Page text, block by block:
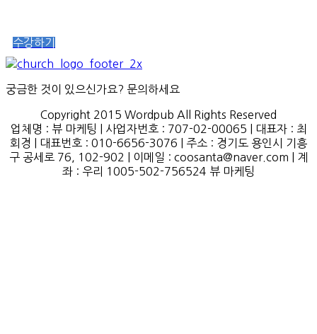
수강하기
궁금한 것이 있으신가요? 문의하세요
Copyright 2015 Wordpub All Rights Reserved
업체명 : 뷰 마케팅 | 사업자번호 : 707-02-00065 | 대표자 : 최
회경 | 대표번호 : 010-6656-3076 | 주소 : 경기도 용인시 기흥
구 공세로 76, 102-902 | 이메일 : coosanta@naver.com | 계
좌 : 우리 1005-502-756524 뷰 마케팅